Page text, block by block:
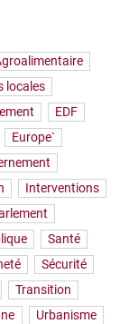
locales
EDF
Europe`
Interventions
Santé
Sécurité
Transition
Urbanisme